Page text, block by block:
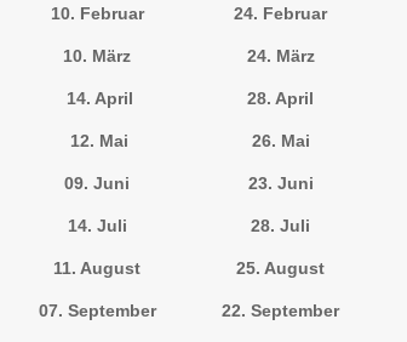
10. Februar 24. Februar
10. März 24. März
14. April 28. April
12. Mai 26. Mai
09. Juni 23. Juni
14. Juli 28. Juli
11. August 25. August
07. September 22. September